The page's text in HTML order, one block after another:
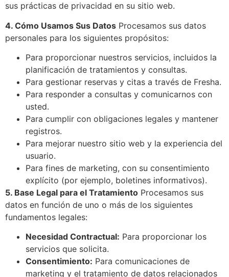
sus prácticas de privacidad en su sitio web.
4. Cómo Usamos Sus Datos Procesamos sus datos
personales para los siguientes propósitos:
Para proporcionar nuestros servicios, incluidos la
planificación de tratamientos y consultas.
Para gestionar reservas y citas a través de Fresha.
Para responder a consultas y comunicarnos con
usted.
Para cumplir con obligaciones legales y mantener
registros.
Para mejorar nuestro sitio web y la experiencia del
usuario.
Para fines de marketing, con su consentimiento
explícito (por ejemplo, boletines informativos).
5. Base Legal para el Tratamiento Procesamos sus
datos en función de uno o más de los siguientes
fundamentos legales:
Necesidad Contractual: Para proporcionar los
servicios que solicita.
Consentimiento: Para comunicaciones de
marketing y el tratamiento de datos relacionados